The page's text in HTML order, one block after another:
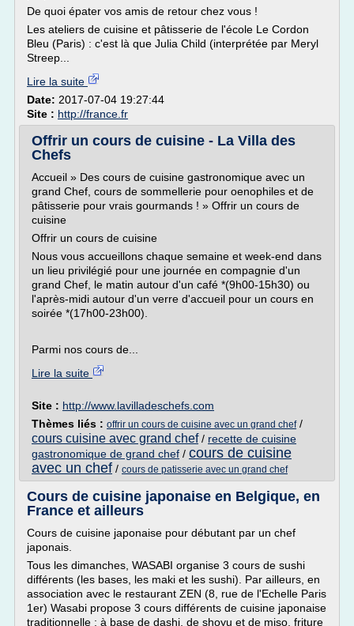
De quoi épater vos amis de retour chez vous !
Les ateliers de cuisine et pâtisserie de l'école Le Cordon
Bleu (Paris) : c'est là que Julia Child (interprétée par Meryl
Streep...
Lire la suite
Date: 2017-07-04 19:27:44
Site : http://france.fr
Offrir un cours de cuisine - La Villa des
Chefs
Accueil » Des cours de cuisine gastronomique avec un
grand Chef, cours de sommellerie pour oenophiles et de
pâtisserie pour vrais gourmands ! » Offrir un cours de
cuisine
Offrir un cours de cuisine
Nous vous accueillons chaque semaine et week-end dans
un lieu privilégié pour une journée en compagnie d'un
grand Chef, le matin autour d'un café *(9h00-15h30) ou
l'après-midi autour d'un verre d'accueil pour un cours en
soirée *(17h00-23h00).
Parmi nos cours de...
Lire la suite
Site : http://www.lavilladeschefs.com
Thèmes liés : offrir un cours de cuisine avec un grand chef/
cours cuisine avec grand chef/ recette de cuisine
gastronomique de grand chef / cours de cuisine
avec un chef / cours de patisserie avec un grand chef
Cours de cuisine japonaise en Belgique, en
France et ailleurs
Cours de cuisine japonaise pour débutant par un chef
japonais.
Tous les dimanches, WASABI organise 3 cours de sushi
différents (les bases, les maki et les sushi). Par ailleurs, en
association avec le restaurant ZEN (8, rue de l'Echelle Paris
1er) Wasabi propose 3 cours différents de cuisine japonaise
traditionnelle : à base de dashi, de shoyu et de miso, friture